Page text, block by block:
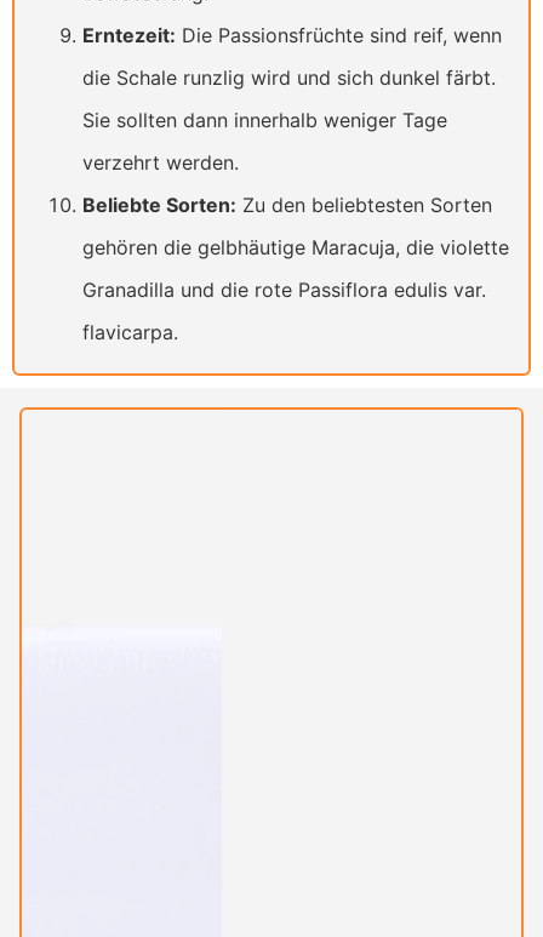
Erntezeit: Die Passionsfrüchte sind reif, wenn
die Schale runzlig wird und sich dunkel färbt.
Sie sollten dann innerhalb weniger Tage
verzehrt werden.
Beliebte Sorten: Zu den beliebtesten Sorten
gehören die gelbhäutige Maracuja, die violette
Granadilla und die rote Passiflora edulis var.
flavicarpa.